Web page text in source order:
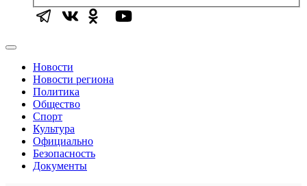
Новости
Новости региона
Политика
Общество
Спорт
Культура
Официально
Безопасность
Документы